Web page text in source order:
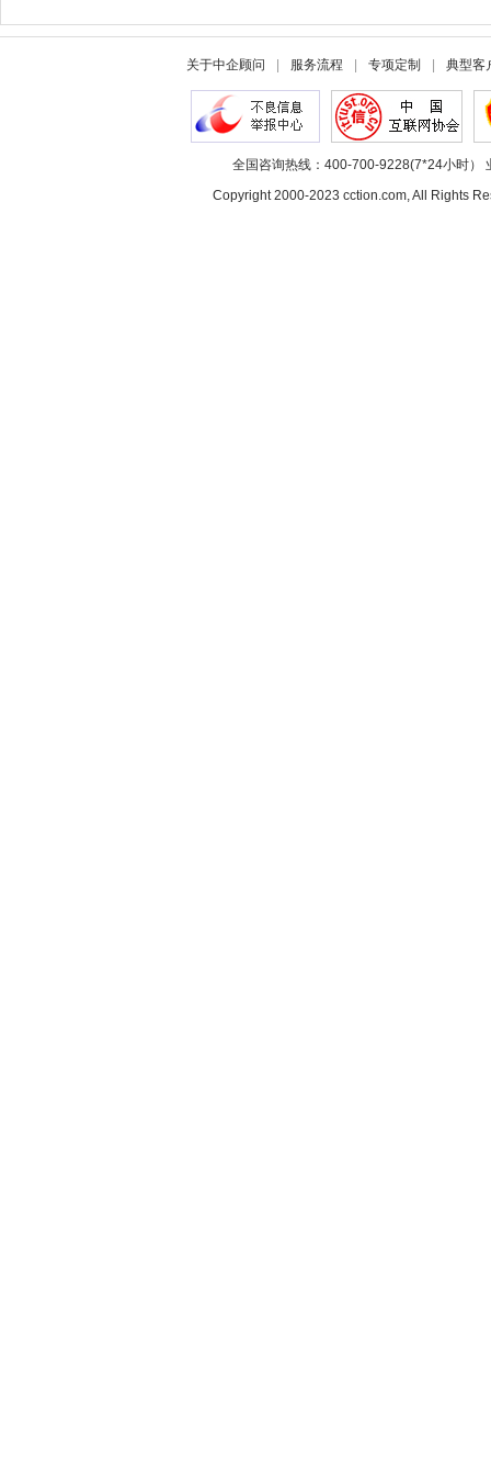
关于中企顾问 服务流程 专项定制 典型客
全国咨询热线：400-700-9228(7*24小时）
Copyright 2000-2023 cction.com, All Rights